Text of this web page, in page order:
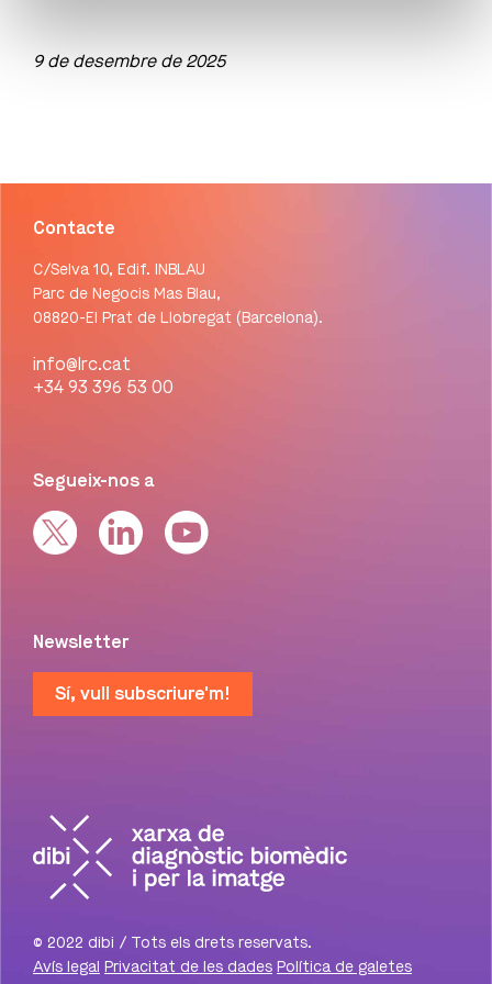
9 de desembre de 2025
Contacte
C/Selva 10, Edif. INBLAU
Parc de Negocis Mas Blau,
08820-El Prat de Llobregat (Barcelona).
info@lrc.cat
+34 93 396 53 00
Segueix-nos a
Newsletter
Sí, vull subscriure'm!
© 2022 dibi / Tots els drets reservats.
Avís legal Privacitat de les dades Política de galetes